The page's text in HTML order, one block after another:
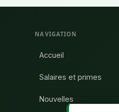
NAVIGATION
Accueil
Salaires et primes
Nouvelles